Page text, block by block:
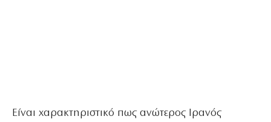
Είναι χαρακτηριστικό πως ανώτερος Ιρανός